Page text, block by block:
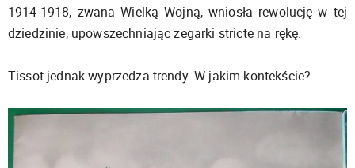
1914-1918, zwana Wielką Wojną, wniosła rewolucję w tej
dziedzinie, upowszechniając zegarki stricte na rękę.
Tissot jednak wyprzedza trendy. W jakim kontekście?